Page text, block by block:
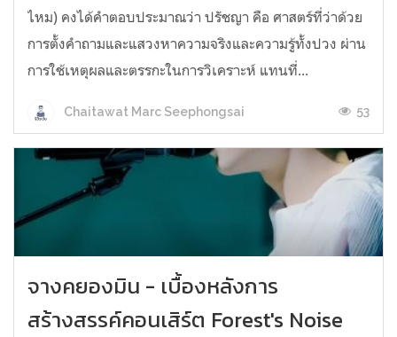
ไหม) คงได้คำตอบประมาณว่า ปรัชญา คือ ศาสตร์ที่ว่าด้วย
การตั้งคำถามและแสวงหาความจริงและความรู้ทั้งปวง ผ่าน
การใช้เหตุผลและตรรกะในการวิเคราะห์ แทนที่...
Chaitawat Marc Seephongsai 53
จางคยองมิน - เบื้องหลังการ
สร้างสรรค์คอนเสิร์ต Forest's Noise